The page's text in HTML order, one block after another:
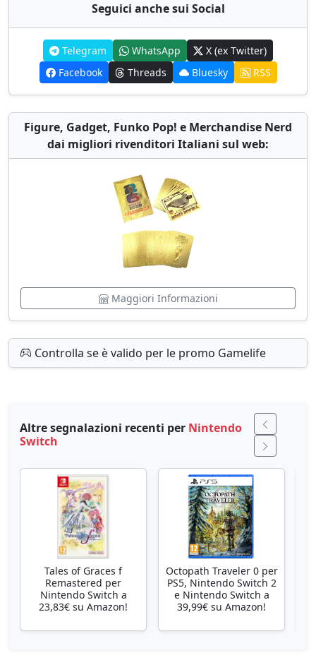
Seguici anche sui Social
Telegram WhatsApp
X (ex Twitter)
Facebook
Threads Bluesky RSS
Figure, Gadget, Funko Pop! e Merchandise Nerd
dai migliori rivenditori Italiani sul web:
Maggiori Informazioni
Controlla se è valido per le promo Gamelife
Altre segnalazioni recenti per Nintendo
Switch
Tales of Graces f
Remastered per
Nintendo Switch a
23,83€ su Amazon!
Octopath Traveler 0 per
PS5, Nintendo Switch 2
e Nintendo Switch a
39,99€ su Amazon!